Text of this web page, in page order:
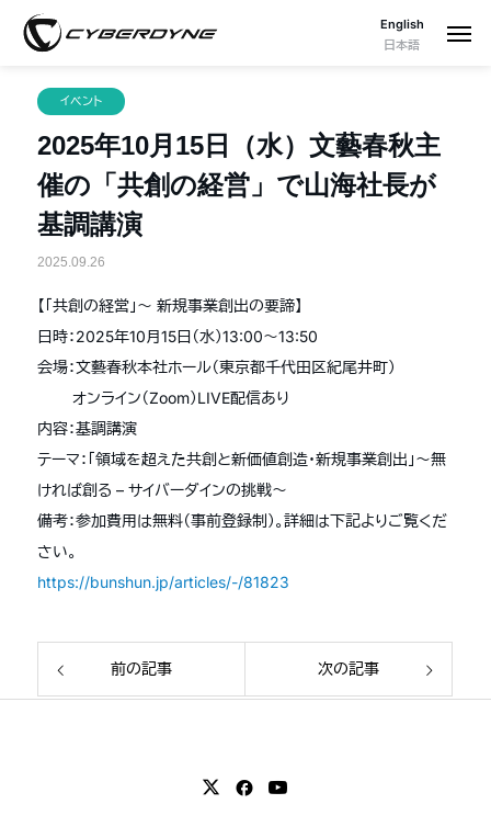
English
日本語
イベント
2025年10月15日（水）文藝春秋主
催の「共創の経営」で山海社長が
基調講演
2025.09.26
【「共創の経営」～ 新規事業創出の要諦】
日時：2025年10月15日（水）13:00～13:50
会場：文藝春秋本社ホール（東京都千代田区紀尾井町）
オンライン（Zoom）LIVE配信あり
内容：基調講演
テーマ：「領域を超えた共創と新価値創造・新規事業創出」〜無
ければ創る – サイバーダインの挑戦〜
備考：参加費用は無料（事前登録制）。詳細は下記よりご覧くだ
さい。
https://bunshun.jp/articles/-/81823
前の記事 次の記事